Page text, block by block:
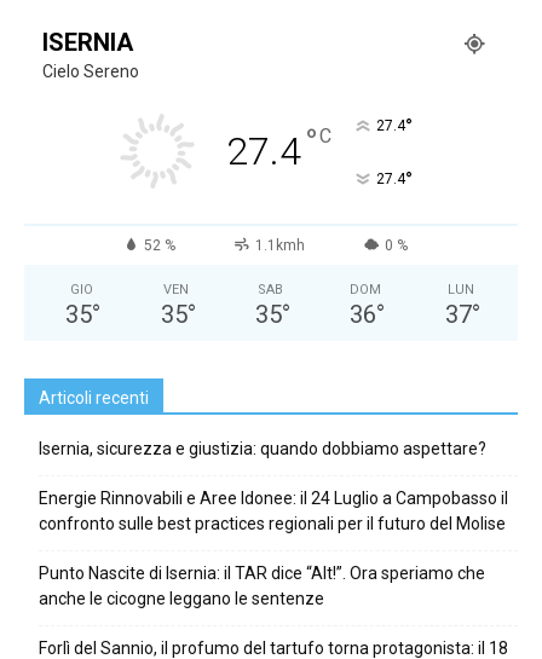
ISERNIA
Cielo Sereno
27.4°C 27.4°
27.4°
52 % 1.1kmh 0 %
GIO
35°
VEN
35°
SAB
35°
DOM
36°
LUN
37°
Articoli recenti
Isernia, sicurezza e giustizia: quando dobbiamo aspettare?
Energie Rinnovabili e Aree Idonee: il 24 Luglio a Campobasso il
confronto sulle best practices regionali per il futuro del Molise
Punto Nascite di Isernia: il TAR dice “Alt!”. Ora speriamo che
anche le cicogne leggano le sentenze
Forlì del Sannio, il profumo del tartufo torna protagonista: il 18